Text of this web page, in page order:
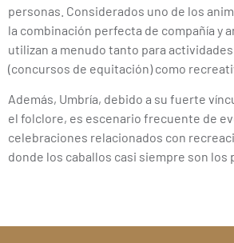
personas. Considerados uno de los
la combinación perfecta de compañía y
utilizan a menudo tanto para
(concursos de equitación) como
Además, Umbría, debido a su fuerte
el folclore, es escenario frecuente de
celebraciones relacionados con
donde los caballos casi siempre son los